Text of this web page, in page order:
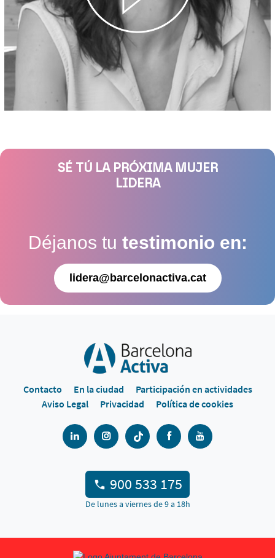
SÉ TÚ LA PRÓXIMA MUJER
LIDERA
Déjanos tu testimonio en:
lidera@barcelonactiva.cat
Contacto En la ciudad
Participación en actividades
Aviso Legal
Privacidad Política de cookies
900 533 175
De lunes a viernes de 9 a 18h